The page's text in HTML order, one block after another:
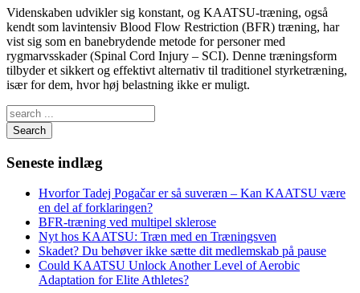
Videnskaben udvikler sig konstant, og KAATSU-træning, også
kendt som lavintensiv Blood Flow Restriction (BFR) træning, har
vist sig som en banebrydende metode for personer med
rygmarvsskader (Spinal Cord Injury – SCI). Denne træningsform
tilbyder et sikkert og effektivt alternativ til traditionel styrketræning,
især for dem, hvor høj belastning ikke er muligt.
Search
Seneste indlæg
Hvorfor Tadej Pogačar er så suveræn – Kan KAATSU være
en del af forklaringen?
BFR-træning ved multipel sklerose
Nyt hos KAATSU: Træn med en Træningsven
Skadet? Du behøver ikke sætte dit medlemskab på pause
Could KAATSU Unlock Another Level of Aerobic
Adaptation for Elite Athletes?